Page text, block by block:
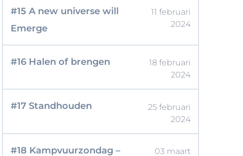
#15 A new universe will
Emerge
11 februari
2024
#16 Halen of brengen
18 februari
2024
#17 Standhouden
25 februari
2024
#18 Kampvuurzondag –
03 maart